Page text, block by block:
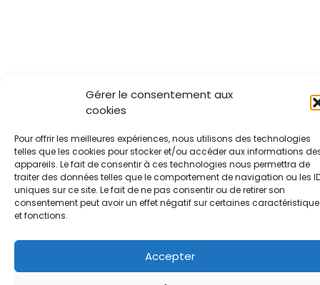
Gérer le consentement aux
cookies
Pour offrir les meilleures expériences, nous utilisons des technologies
telles que les cookies pour stocker et/ou accéder aux informations
appareils. Le fait de consentir à ces technologies nous permettra de
traiter des données telles que le comportement de navigation ou les
uniques sur ce site. Le fait de ne pas consentir ou de retirer son
consentement peut avoir un effet négatif sur certaines
et fonctions.
Accepter